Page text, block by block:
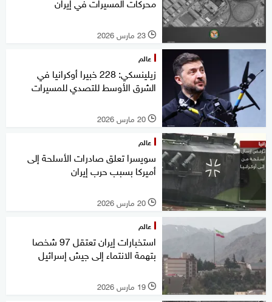
l 23 مارس 2026
عالم
زيلينسكي: 228 خبيرا أوكرانيا في
الشرق الأوسط للتصدي للمسيرات
l 20 مارس 2026
عالم
سويسرا تعلق صادرات الأسلحة إلى
أميركا بسبب حرب إيران
l 20 مارس 2026
عالم
استخبارات إيران تعتقل 97 شخصا
بتهمة الانتماء إلى جيش إسرائيل
l 19 مارس 2026